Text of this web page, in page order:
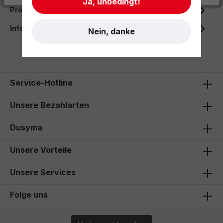
Produktdaten
Informationen und Hinweise
Service-Hotline
Unsere Bezahlarten
Dusyma
Unsere Vorteile
Unsere Services
Folge uns
Nein, danke